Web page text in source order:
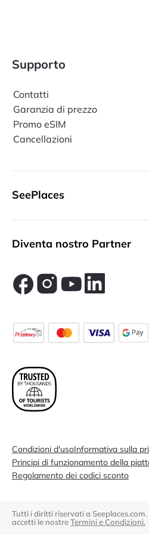
Supporto
Contatti
Garanzia di prezzo
Promo eSIM
Cancellazioni
SeePlaces
Diventa nostro Partner
Condizioni d'usoInformativa sulla
Principi di funzionamento della
Regolamento dei codici sconto
Tutti i diritti riservati a
accetti le nostreTermini e Condizioni.